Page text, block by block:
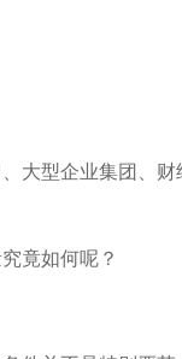
大型企业集团、财
竟如何呢？